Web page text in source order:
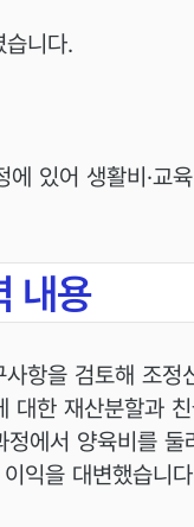
니다.
있어 생활비·교
내용
항을 검토해 조정
대한 재산분할과 친
에서 양육비를 둘
익을 대변했습니